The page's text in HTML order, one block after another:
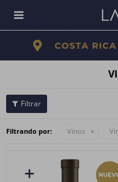

Filtrando por: Vinos